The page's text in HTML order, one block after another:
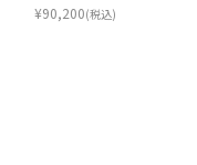
¥90,200(税込)